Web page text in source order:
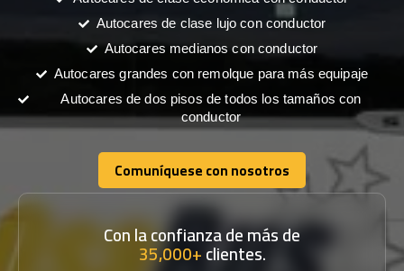
Autocares de clase lujo con conductor
Autocares medianos con conductor
Autocares grandes con remolque para más equipaje
Autocares de dos pisos de todos los tamaños con
conductor
Comuníquese con nosotros
Comuníquese con nosotros
Con la confianza de más de
35,000+clientes.